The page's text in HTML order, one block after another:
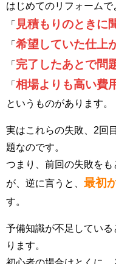
はじめてのリフォーム
「
見積もりのときに
「 希望していた仕上
「 完了したあとで問
「 相場よりも高い費
というものがあります。
実はこれらの失敗、2回
題なのです。
つまり、前回の失敗を
が、逆に言うと、 最初
す。
予備知識が不足してい
ります。